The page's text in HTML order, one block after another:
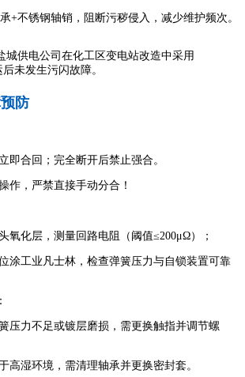
+不锈钢轴销，阻断污秽侵入，减少维护频次。
城供电公司在化工区变电站改造中采用
未发生污闪故障。
防
即合回；完全断开后禁止强合。
作，严禁直接手动分合！
氧化层，测量回路电阻（阈值≤200μΩ）；
涂工业凡士林，检查弹簧压力与自锁装置可靠
压力不足或镀层磨损，需更换触指并调节螺
湿环境，需清理轴承并更换密封套。